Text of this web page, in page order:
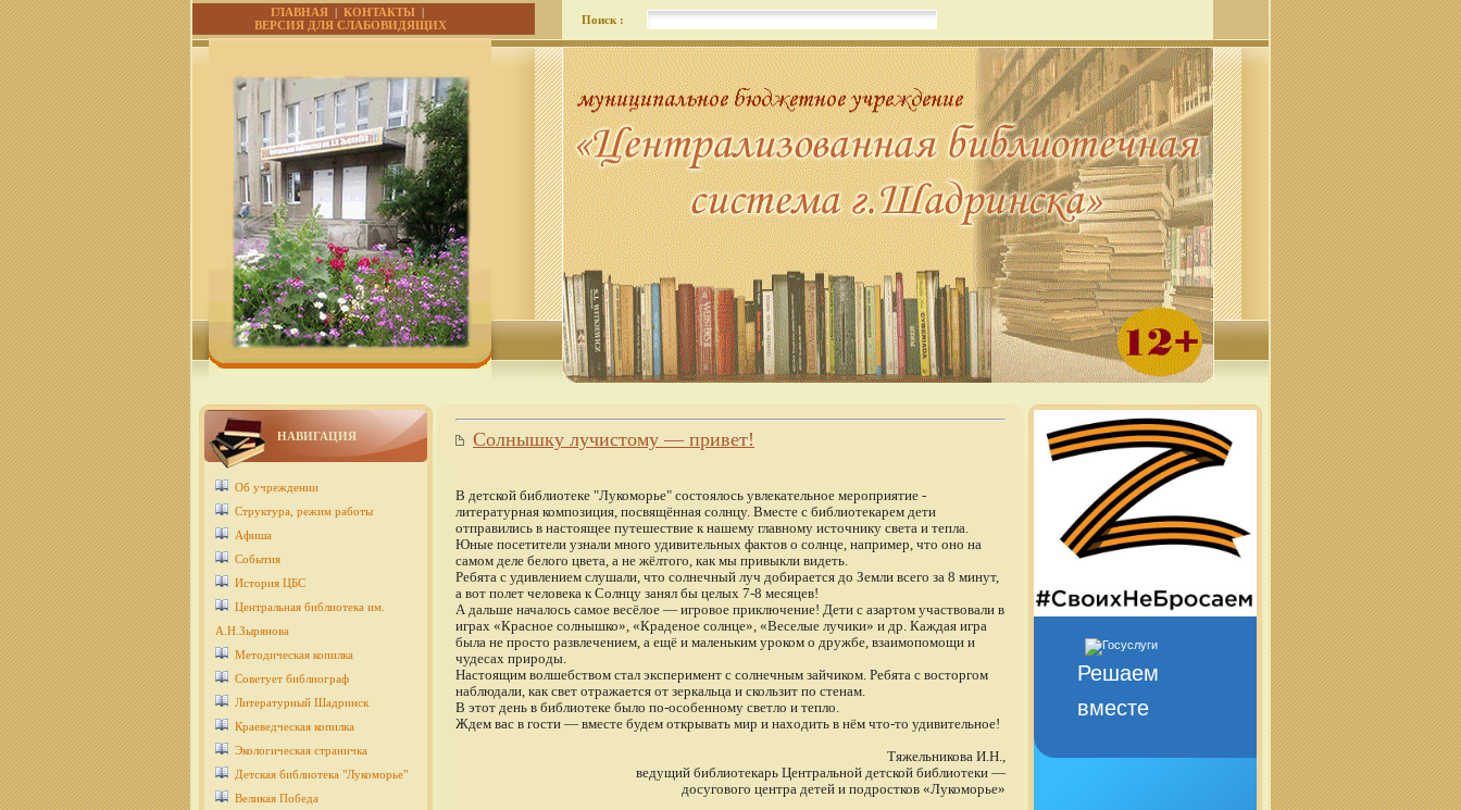
ГЛАВНАЯ| КОНТАКТЫ |
ВЕРСИЯ ДЛЯ СЛАБОВИДЯЩИХ
Поиск :
НАВИГАЦИЯ
Об учреждении
Структура, режим работы
Афиша
События
История ЦБС
Центральная библиотека им.
А.Н.Зырянова
Методическая копилка
Советует библиограф
Литературный Шадринск
Краеведческая копилка
Экологическая страничка
Детcкая библиотека "Лукоморье"
Великая Победа
Солнышку лучистому — привет!
В детской библиотеке "Лукоморье" состоялось увлекательное мероприятие -
литературная композиция, посвящённая солнцу. Вместе с библиотекарем дети
отправились в настоящее путешествие к нашему главному источнику света и тепла.
Юные посетители узнали много удивительных фактов о солнце, например, что оно на
самом деле белого цвета, а не жёлтого, как мы привыкли видеть.
Ребята с удивлением слушали, что солнечный луч добирается до Земли всего за 8 минут,
а вот полет человека к Солнцу занял бы целых 7-8 месяцев!
А дальше началось самое весёлое — игровое приключение! Дети с азартом участвовали в
играх «Красное солнышко», «Краденое солнце», «Веселые лучики» и др. Каждая игра
была не просто развлечением, а ещё и маленьким уроком о дружбе, взаимопомощи и
чудесах природы.
Настоящим волшебством стал эксперимент с солнечным зайчиком. Ребята с восторгом
наблюдали, как свет отражается от зеркальца и скользит по стенам.
В этот день в библиотеке было по-особенному светло и тепло.
Ждем вас в гости — вместе будем открывать мир и находить в нём что-то удивительное!
Тяжельникова И.Н.,
ведущий библиотекарь Центральной детской библиотеки —
досугового центра детей и подростков «Лукоморье»
Решаем
вместе